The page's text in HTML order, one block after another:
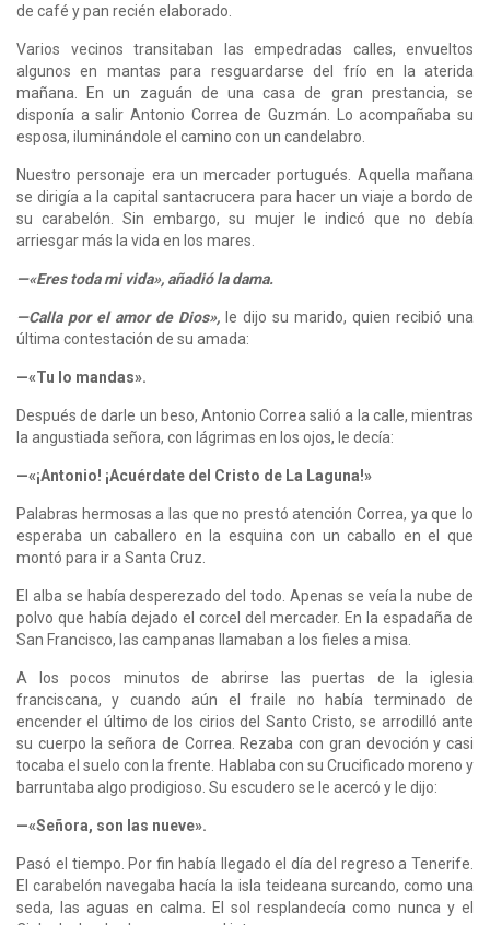
de café y pan recién elaborado.
Varios vecinos transitaban las empedradas calles, envueltos
algunos en mantas para resguardarse del frío en la aterida
mañana. En un zaguán de una casa de gran prestancia, se
disponía a salir Antonio Correa de Guzmán. Lo acompañaba su
esposa, iluminándole el camino con un candelabro.
Nuestro personaje era un mercader portugués. Aquella mañana
se dirigía a la capital santacrucera para hacer un viaje a bordo de
su carabelón. Sin embargo, su mujer le indicó que no debía
arriesgar más la vida en los mares.
—«Eres toda mi vida», añadió la dama.
—Calla por el amor de Dios», le dijo su marido, quien recibió una
última contestación de su amada:
—«Tu lo mandas».
Después de darle un beso, Antonio Correa salió a la calle, mientras
la angustiada señora, con lágrimas en los ojos, le decía:
—«¡Antonio! ¡Acuérdate del Cristo de La Laguna!»
Palabras hermosas a las que no prestó atención Correa, ya que lo
esperaba un caballero en la esquina con un caballo en el que
montó para ir a Santa Cruz.
El alba se había desperezado del todo. Apenas se veía la nube de
polvo que había dejado el corcel del mercader. En la espadaña de
San Francisco, las campanas llamaban a los fieles a misa.
A los pocos minutos de abrirse las puertas de la iglesia
franciscana, y cuando aún el fraile no había terminado de
encender el último de los cirios del Santo Cristo, se arrodilló ante
su cuerpo la señora de Correa. Rezaba con gran devoción y casi
tocaba el suelo con la frente. Hablaba con su Crucificado moreno y
barruntaba algo prodigioso. Su escudero se le acercó y le dijo:
—«Señora, son las nueve».
Pasó el tiempo. Por fin había llegado el día del regreso a Tenerife.
El carabelón navegaba hacía la isla teideana surcando, como una
seda, las aguas en calma. El sol resplandecía como nunca y el